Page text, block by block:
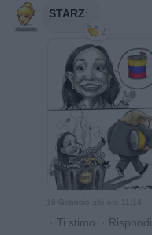
STARZ:
2
16 Gennaio alle ore 11:14
· Ti stimo · Rispondi